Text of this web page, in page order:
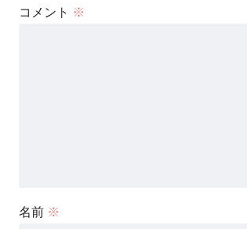
コメント ※
名前 ※